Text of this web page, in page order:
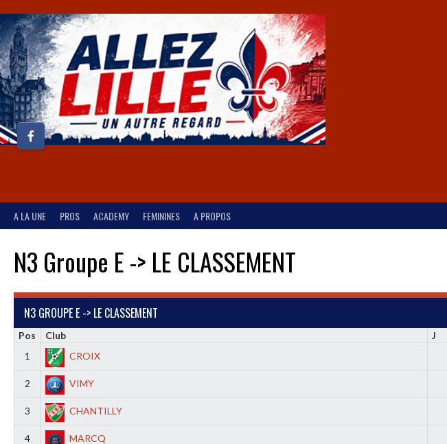
A LA UNE PROS ACADEMY FEMININES A PROPOS
N3 Groupe E -> LE CLASSEMENT
N3 GROUPE E -> LE CLASSEMENT
Pos Club J
1
CROIX
2 VIMY
3 CHANTILLY
4 MARCQ